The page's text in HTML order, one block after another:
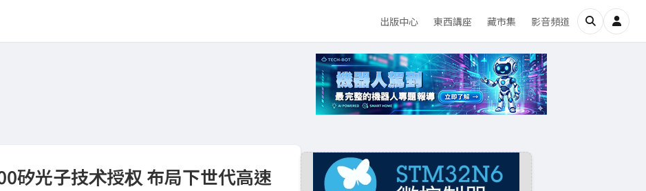
出版中心 東西講座 藏市集 影音頻道
矽光子技术授权 布局下世代高速